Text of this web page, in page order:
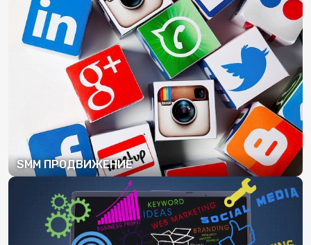
SMM ПРОДВИЖЕНИЕ
ПОДРОБНЕЕ